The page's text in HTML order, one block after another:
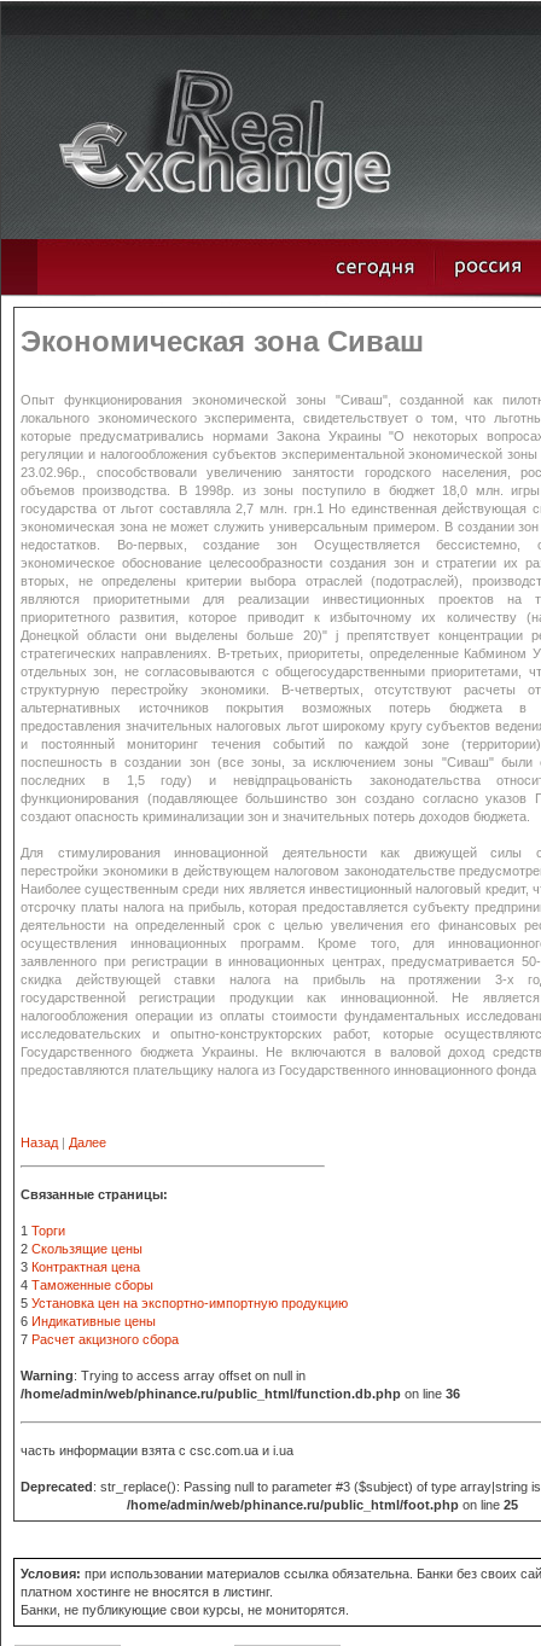
Экономическая зона Сиваш
Опыт функционирования экономической зоны "Сиваш", созданной как
локального экономического эксперимента, свидетельствует о том, что
которые предусматривались нормами Закона Украины "О некоторых
регуляции и налогообложения субъектов экспериментальной экономической
23.02.96р., способствовали увеличению занятости городского населения,
объемов производства. В 1998р. из зоны поступило в бюджет 18,0 млн.
государства от льгот составляла 2,7 млн. грн.1 Но единственная действующая
экономическая зона не может служить универсальным примером. В создании зон
недостатков. Во-первых, создание зон Осуществляется бессистемно,
экономическое обоснование целесообразности создания зон и стратегии их
вторых, не определены критерии выбора отраслей (подотраслей),
являются приоритетными для реализации инвестиционных проектов на
приоритетного развития, которое приводит к избыточному их количеству
Донецкой области они выделены больше 20)" j препятствует концентрации
стратегических направлениях. В-третьих, приоритеты, определенные Кабмином
отдельных зон, не согласовываются с общегосударственными приоритетами,
структурную перестройку экономики. В-четвертых, отсутствуют расчеты
альтернативных источников покрытия возможных потерь бюджета в
предоставления значительных налоговых льгот широкому кругу субъектов
и постоянный мониторинг течения событий по каждой зоне
поспешность в создании зон (все зоны, за исключением зоны "Сиваш" были
последних в 1,5 году) и невідпрацьованість законодательства
функционирования (подавляющее большинство зон создано согласно указов
создают опасность криминализации зон и значительных потерь доходов бюджета.
Для стимулирования инновационной деятельности как движущей силы
перестройки экономики в действующем налоговом законодательстве
Наиболее существенным среди них является инвестиционный налоговый кредит,
отсрочку платы налога на прибыль, которая предоставляется субъекту
деятельности на определенный срок с целью увеличения его финансовых
осуществления инновационных программ. Кроме того, для
заявленного при регистрации в инновационных центрах, предусматривается
скидка действующей ставки налога на прибыль на протяжении 3-х
государственной регистрации продукции как инновационной. Не
налогообложения операции из оплаты стоимости фундаментальных
исследовательских и опытно-конструкторских работ, которые
Государственного бюджета Украины. Не включаются в валовой доход
предоставляются плательщику налога из Государственного инновационного фонда
Назад | Далее
Связанные страницы:
1 Торги
2 Скользящие цены
3 Контрактная цена
4 Таможенные сборы
5 Установка цен на экспортно-импортную продукцию
6 Индикативные цены
7 Расчет акцизного сбора
Warning: Trying to access array offset on null in
/home/admin/web/phinance.ru/public_html/function.db.php on line 36
часть информации взята с csc.com.ua и i.ua
Deprecated: str_replace(): Passing null to parameter #3 ($subject) of type array|string
/home/admin/web/phinance.ru/public_html/foot.php on line 25
Условия: при использовании материалов ссылка обязательна. Банки без своих
платном хостинге не вносятся в листинг.
Банки, не публикующие свои курсы, не мониторятся.